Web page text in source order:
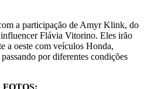
a participação de Amyr Klink, do
Flávia Vitorino. Eles irão
a oeste com veículos Honda,
por diferentes condições